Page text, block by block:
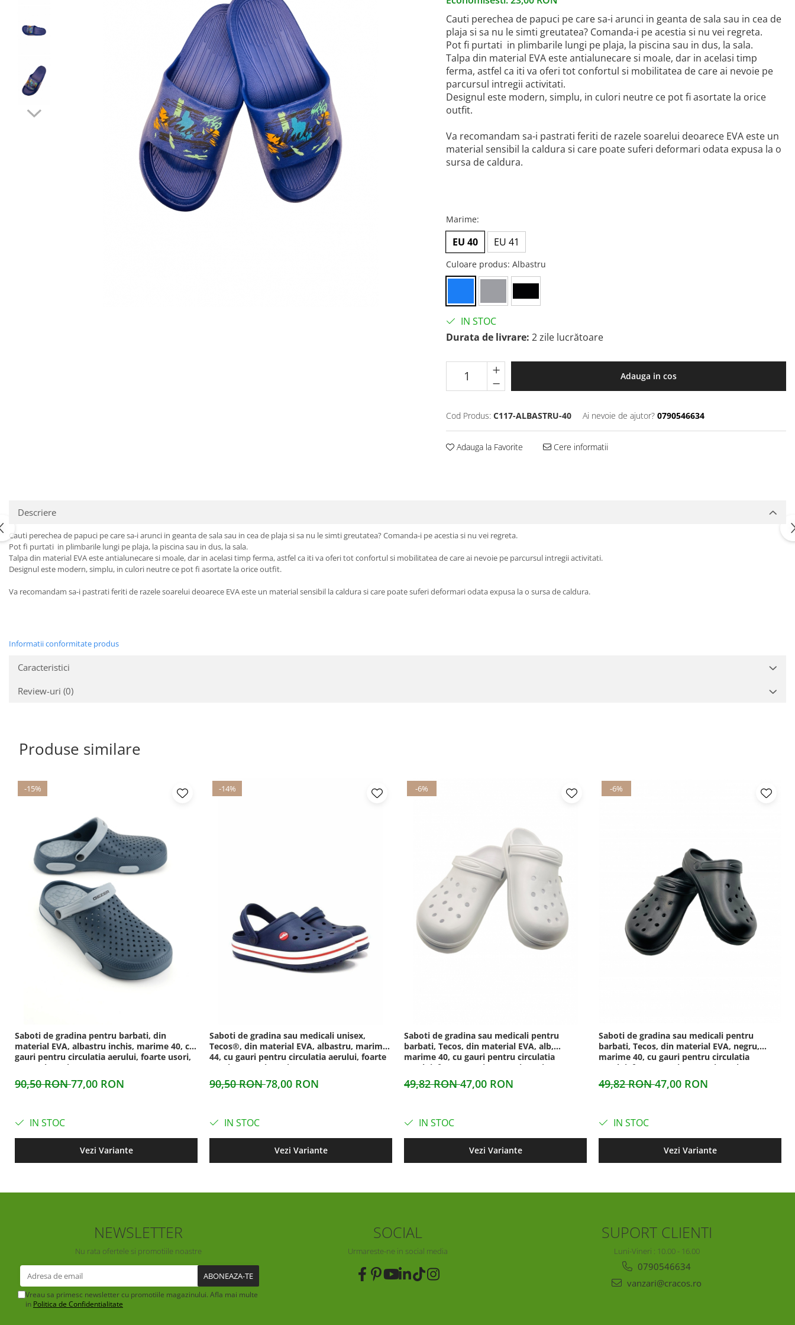
Cauti perechea de papuci pe care sa-i arunci in geanta de sala sau in cea de
plaja si sa nu le simti greutatea? Comanda-i pe acestia si nu vei regreta.
Pot fi purtati in plimbarile lungi pe plaja, la piscina sau in dus, la sala.
Talpa din material EVA este antialunecare si moale, dar in acelasi timp
ferma, astfel ca iti va oferi tot confortul si mobilitatea de care ai nevoie pe
parcursul intregii activitati.
Designul este modern, simplu, in culori neutre ce pot fi asortate la orice
outfit.
Va recomandam sa-i pastrati feriti de razele soarelui deoarece EVA este un
material sensibil la caldura si care poate suferi deformari odata expusa la o
sursa de caldura.
Marime:
EU 40 EU 41
Culoare produs: Albastru
IN STOC
Durata de livrare: 2 zile lucrătoare
Adauga in cos
Cod Produs: C117-ALBASTRU-40 Ai nevoie de ajutor? 0790546634
Adauga la Favorite Cere informatii
Descriere
Cauti perechea de papuci pe care sa-i arunci in geanta de sala sau in cea de plaja si sa nu le simti greutatea? Comanda-i pe acestia si nu vei regreta.
Pot fi purtati in plimbarile lungi pe plaja, la piscina sau in dus, la sala.
Talpa din material EVA este antialunecare si moale, dar in acelasi timp ferma, astfel ca iti va oferi tot confortul si mobilitatea de care ai nevoie pe parcursul intregii activitati.
Designul este modern, simplu, in culori neutre ce pot fi asortate la orice outfit.
Va recomandam sa-i pastrati feriti de razele soarelui deoarece EVA este un material sensibil la caldura si care poate suferi deformari odata expusa la o sursa de caldura.
Informatii conformitate produs
Caracteristici
Review-uri (0)
Produse similare
-15%
Saboti de gradina pentru barbati, din
material EVA, albastru inchis, marime 40, cu
gauri pentru circulatia aerului, foarte usori,
26 centimetri
90,50 RON77,00 RON
IN STOC
Vezi Variante
-14%
Saboti de gradina sau medicali unisex,
Tecos®, din material EVA, albastru, marime
44, cu gauri pentru circulatia aerului, foarte
usori, 27 centimetri
90,50 RON78,00 RON
IN STOC
Vezi Variante
-6%
Saboti de gradina sau medicali pentru
barbati, Tecos, din material EVA, alb,
marime 40, cu gauri pentru circulatia
aerului, foarte usori, 26 centimetri
49,82 RON47,00 RON
IN STOC
Vezi Variante
-6%
Saboti de gradina sau medicali pentru
barbati, Tecos, din material EVA, negru,
marime 40, cu gauri pentru circulatia
aerului, foarte usori, 26 centimetri
49,82 RON47,00 RON
IN STOC
Vezi Variante
NEWSLETTER
Nu rata ofertele si promotiile noastre
Vreau sa primesc newsletter cu promotiile magazinului. Afla mai multe
in Politica de Confidentialitate
SOCIAL
Urmareste-ne in social media
SUPORT CLIENTI
Luni-Vineri : 10.00 - 16.00
0790546634
vanzari@cracos.ro